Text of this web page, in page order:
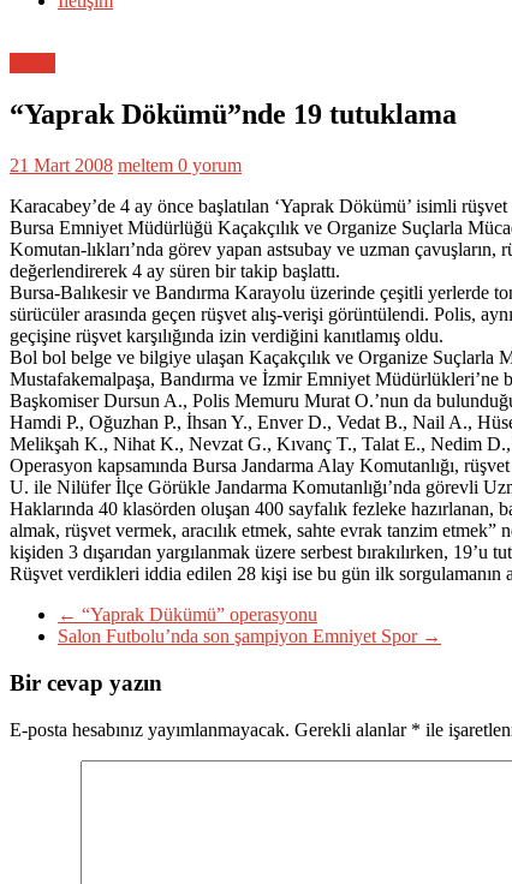
“Yaprak Dökümü”nde 19 tutuklama
21 Mart 2008 meltem 0 yorum
Karacabey’de 4 ay önce başlatılan ‘Yaprak Dökümü’ isimli
Bursa Emniyet Müdürlüğü Kaçakçılık ve Organize Suçlarla
Komutan-lıkları’nda görev yapan astsubay ve uzman
değerlendirerek 4 ay süren bir takip başlattı.
Bursa-Balıkesir ve Bandırma Karayolu üzerinde çeşitli yerlerde
sürücüler arasında geçen rüşvet alış-verişi görüntülendi. Polis,
geçişine rüşvet karşılığında izin verdiğini kanıtlamış oldu.
Bol bol belge ve bilgiye ulaşan Kaçakçılık ve Organize Suçlarla
Mustafakemalpaşa, Bandırma ve İzmir Emniyet Müdürlükleri’ne
Başkomiser Dursun A., Polis Memuru Murat O.’nun da
Hamdi P., Oğuzhan P., İhsan Y., Enver D., Vedat B., Nail A.,
Melikşah K., Nihat K., Nevzat G., Kıvanç T., Talat E., Nedim D.,
Operasyon kapsamında Bursa Jandarma Alay Komutanlığı,
U. ile Nilüfer İlçe Görükle Jandarma Komutanlığı’nda görevli
Haklarında 40 klasörden oluşan 400 sayfalık fezleke
almak, rüşvet vermek, aracılık etmek, sahte evrak tanzim etmek”
kişiden 3 dışarıdan yargılanmak üzere serbest bırakılırken,
Rüşvet verdikleri iddia edilen 28 kişi ise bu gün ilk sorgulamanın
← “Yaprak Dükümü” operasyonu
Salon Futbolu’nda son şampiyon Emniyet Spor →
Bir cevap yazın
E-posta hesabınız yayımlanmayacak. Gerekli alanlar * ile